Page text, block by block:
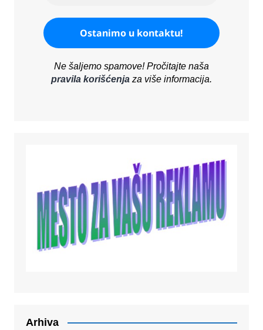
Ne šaljemo spamove! Pročitajte naša
pravila korišćenjaza više informacija.
Arhiva